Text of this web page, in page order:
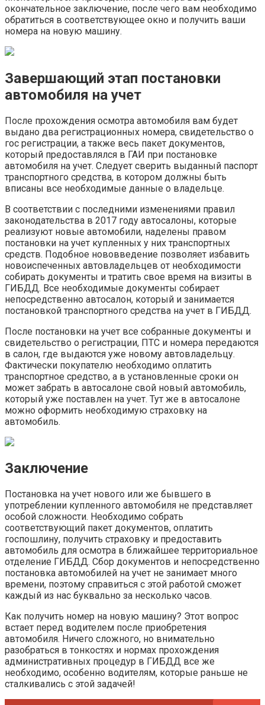
окончательное заключение, после чего вам необходимо
обратиться в соответствующее окно и получить ваши
номера на новую машину.
Завершающий этап постановки
автомобиля на учет
После прохождения осмотра автомобиля вам будет
выдано два регистрационных номера, свидетельство о
гос регистрации, а также весь пакет документов,
который предоставлялся в ГАИ при постановке
автомобиля на учет. Следует сверить выданный паспорт
транспортного средства, в котором должны быть
вписаны все необходимые данные о владельце.
В соответствии с последними изменениями правил
законодательства в 2017 году автосалоны, которые
реализуют новые автомобили, наделены правом
постановки на учет купленных у них транспортных
средств. Подобное нововведение позволяет избавить
новоиспеченных автовладельцев от необходимости
собирать документы и тратить свое время на визиты в
ГИБДД. Все необходимые документы собирает
непосредственно автосалон, который и занимается
постановкой транспортного средства на учет в ГИБДД.
После постановки на учет все собранные документы и
свидетельство о регистрации, ПТС и номера передаются
в салон, где выдаются уже новому автовладельцу.
Фактически покупателю необходимо оплатить
транспортное средство, а в установленные сроки он
может забрать в автосалоне свой новый автомобиль,
который уже поставлен на учет. Тут же в автосалоне
можно оформить необходимую страховку на
автомобиль.
Заключение
Постановка на учет нового или же бывшего в
употреблении купленного автомобиля не представляет
особой сложности. Необходимо собрать
соответствующий пакет документов, оплатить
госпошлину, получить страховку и предоставить
автомобиль для осмотра в ближайшее территориальное
отделение ГИБДД. Сбор документов и непосредственно
постановка автомобилей на учет не занимает много
времени, поэтому справиться с этой работой сможет
каждый из нас буквально за несколько часов.
Как получить номер на новую машину? Этот вопрос
встает перед водителем после приобретения
автомобиля. Ничего сложного, но внимательно
разобраться в тонкостях и нормах прохождения
административных процедур в ГИБДД все же
необходимо, особенно водителям, которые раньше не
сталкивались с этой задачей!